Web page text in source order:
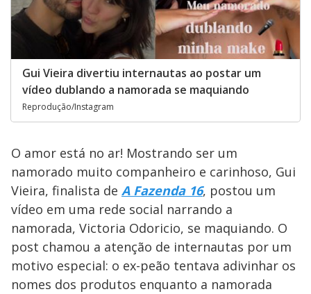
Gui Vieira divertiu internautas ao postar um
vídeo dublando a namorada se maquiando
Reprodução/Instagram
O amor está no ar! Mostrando ser um
namorado muito companheiro e carinhoso, Gui
Vieira, finalista de A Fazenda 16, postou um
vídeo em uma rede social narrando a
namorada, Victoria Odoricio, se maquiando. O
post chamou a atenção de internautas por um
motivo especial: o ex-peão tentava adivinhar os
nomes dos produtos enquanto a namorada